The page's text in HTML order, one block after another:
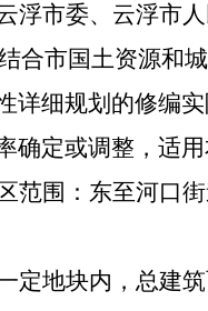
市委、云浮市人
合市国土资源和
详细规划的修编
确定或调整，适
范围：东至河口
地块内，总建筑